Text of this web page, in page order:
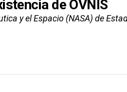
de OVNIS
y el Espacio (NASA) de